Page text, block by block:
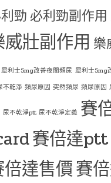
勁 必利勁副作用
威壯副作用 樂
犀利士5mg改善夜間頻尿 犀利士5mg
乾淨 頻尿原因 突然頻尿 頻尿原因
不乾淨ptt 尿不乾淨定義 賽
賽倍達ptt
達售價賽